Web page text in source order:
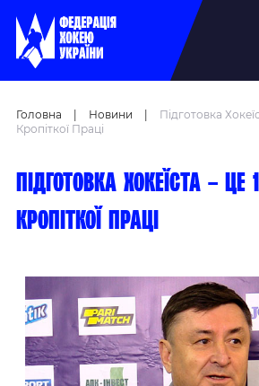
Головна Новини
Підготовка
Кропіткої Праці
Підготовка хокеїста – це
кропіткої праці